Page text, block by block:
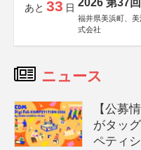
あと 33 日 2026 第37
福井県美浜町、
式会社
ニュース
【公募
がタッ
ペティ